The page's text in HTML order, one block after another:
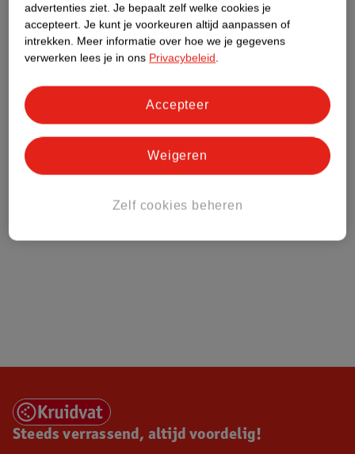
Kruidvat Club
Klantenservice
Over Kruidvat
Steeds verrassend, altijd voordelig!
advertenties ziet. Je bepaalt zelf welke cookies je
accepteert. Je kunt je voorkeuren altijd aanpassen of
intrekken. Meer informatie over hoe we je gegevens
verwerken lees je in ons Privacybeleid.
Zelf cookies beheren
Weigeren
Accepteer